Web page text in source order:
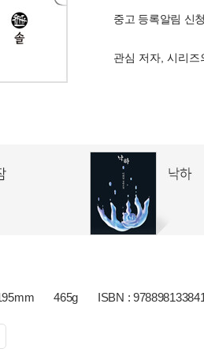
중고 등록알림 신청
관심 저자, 시리즈
465g ISBN :